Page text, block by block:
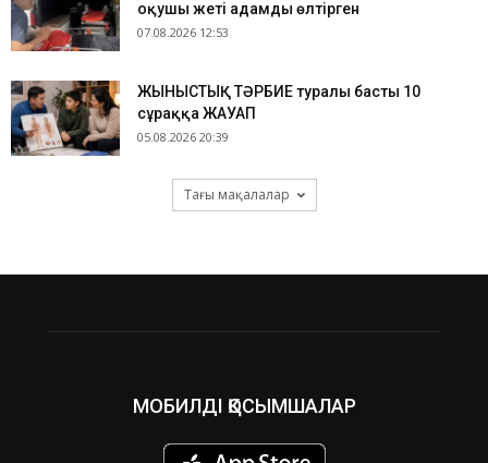
оқушы жеті адамды өлтірген
07.08.2026 12:53
ЖЫНЫСТЫҚ ТӘРБИЕ туралы басты 10
сұраққа ЖАУАП
05.08.2026 20:39
Тағы мақалалар
МОБИЛДІ ҚОСЫМШАЛАР